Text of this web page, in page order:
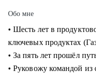
Обо мне
• Шесть лет в
ключевых продуктах
• За пять лет прошёл
• Руковожу командой